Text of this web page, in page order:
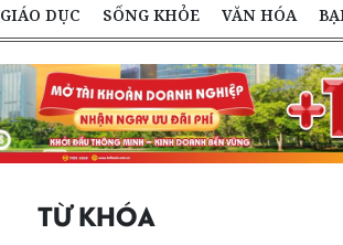
GIÁO DỤC SỐNG KHỎE VĂN HÓA
TỪ KHÓA